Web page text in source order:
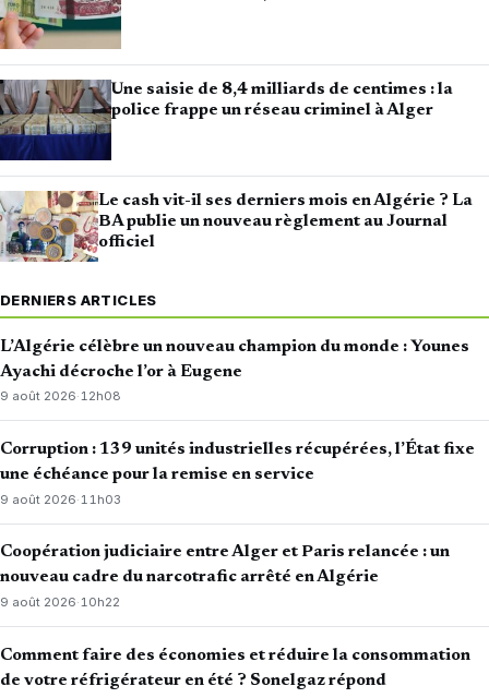
Une saisie de 8,4 milliards de centimes : la
police frappe un réseau criminel à Alger
Le cash vit-il ses derniers mois en Algérie ? La
BA publie un nouveau règlement au Journal
officiel
DERNIERS ARTICLES
L’Algérie célèbre un nouveau champion du monde : Younes
Ayachi décroche l’or à Eugene
9 août 2026·12h08
Corruption : 139 unités industrielles récupérées, l’État fixe
une échéance pour la remise en service
9 août 2026· 11h03
Coopération judiciaire entre Alger et Paris relancée : un
nouveau cadre du narcotrafic arrêté en Algérie
9 août 2026·10h22
Comment faire des économies et réduire la consommation
de votre réfrigérateur en été ? Sonelgaz répond